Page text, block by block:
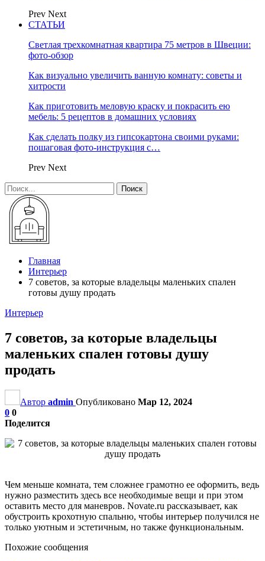
Prev Next
СТАТЬИ
Светлая трехкомнатная квартира 75 метров в Швеции:
фото-обзор
Как визуально увеличить ванную комнату: советы и
хитрости
Как приготовить меловую краску и покрасить ею
мебель: 5 рецептов в домашних условиях
Как сделать полку из гипсокартона своими руками:
пошаговая фото-инструкция с…
Prev Next
Главная
Интерьер
7 советов, за которые владельцы маленьких спален
готовы душу продать
Интерьер
7 советов, за которые владельцы
маленьких спален готовы душу
продать
Автор admin Опубликовано Мар 12, 2024
0 0
Поделится
Чем меньше комната, тем сложнее грамотно ее оформить, ведь
нужно разместить здесь все необходимые вещи и при этом
оставить место для маневров. Novate.ru рассказывает, как
обустроить крохотную спальню, чтобы интерьер получился не
только уютным и эстетичным, но также функциональным.
Похожие сообщения